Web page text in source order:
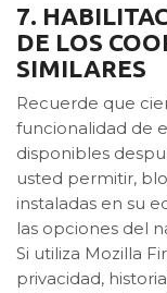
7.
DE LOS
SIMILARES
Recuerde que
funcionalidad de
disponibles
usted permitir,
instaladas en su
las opciones del
Si utiliza Mozilla
privacidad,